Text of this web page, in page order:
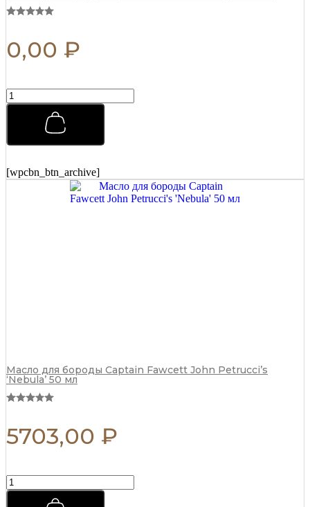
0,00 ₽
Воск
для
Fawcett
Petrucci's
'Nebula'
[wpcbn_btn_archive]
Масло для бороды Captain Fawcett John Petrucci’s
‘Nebula’ 50 мл
5703,00 ₽
Воск
для